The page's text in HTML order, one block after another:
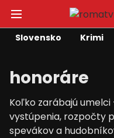
Slovensko Krimi
honoráre
Koľko zarábajú
vystúpenia, rozpočty
spevákov a